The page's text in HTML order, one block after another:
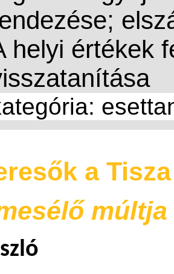
helyi értékek
a
múltja